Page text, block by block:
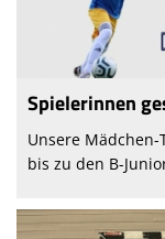
Spielerinnen
Unsere
bis zu den B-